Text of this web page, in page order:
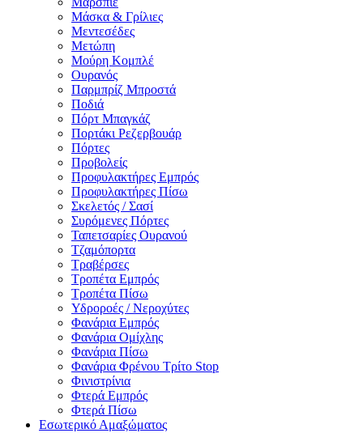
Μάσκα & Γρίλιες
Μεντεσέδες
Μετώπη
Μούρη Κομπλέ
Ουρανός
Παρμπρίζ Μπροστά
Ποδιά
Πόρτ Μπαγκάζ
Πορτάκι Ρεζερβουάρ
Πόρτες
Προβολείς
Προφυλακτήρες Εμπρός
Προφυλακτήρες Πίσω
Σκελετός / Σασί
Συρόμενες Πόρτες
Ταπετσαρίες Ουρανού
Τζαμόπορτα
Τραβέρσες
Τροπέτα Εμπρός
Τροπέτα Πίσω
Υδροροές / Νεροχύτες
Φανάρια Εμπρός
Φανάρια Ομίχλης
Φανάρια Πίσω
Φανάρια Φρένου Τρίτο Stop
Φινιστρίνια
Φτερά Εμπρός
Φτερά Πίσω
Εσωτερικό Αμαξώματος